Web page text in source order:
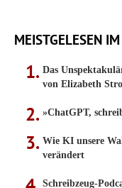
MEISTGELESEN
Das
von Elizabeth
»ChatGPT,
Wie KI unsere
verändert
Schreibzeug-